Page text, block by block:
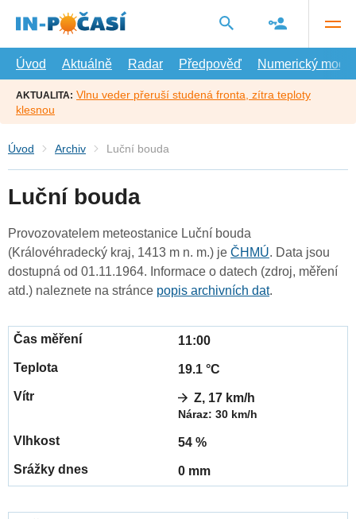
hlavní
Úvod
Aktuálně Radar Předpověď Numerický model
AKTUALITA: Vlnu veder přeruší studená fronta, zítra teploty
klesnou
Úvod Archiv Luční bouda
Luční bouda
Provozovatelem meteostanice Luční bouda
(Královéhradecký kraj, 1413 m n. m.) je ČHMÚ. Data jsou
dostupná od 01.11.1964. Informace o datech (zdroj, měření
atd.) naleznete na stránce popis archivních dat.
11:00
19.1 °C
Z, 17 km/h
Náraz: 30 km/h
54 %
0 mm